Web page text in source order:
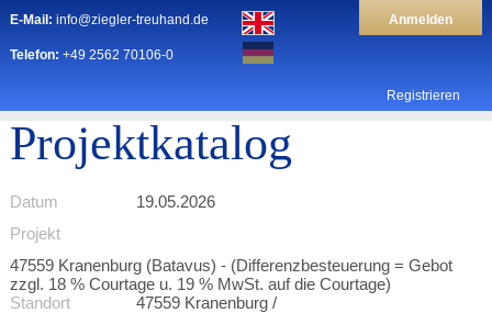
E-Mail: info@ziegler-treuhand.de
Telefon: +49 2562 70106-0
Anmelden
Registrieren
Projektkatalog
Datum
19.05.2026
Projekt
47559 Kranenburg (Batavus) - (Differenzbesteuerung = Gebot
zzgl. 18 % Courtage u. 19 % MwSt. auf die Courtage)
Standort
47559 Kranenburg /